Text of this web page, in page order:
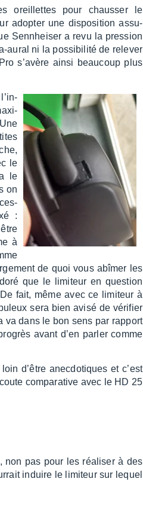
oreillettes pour chaus­ser le
adop­ter une dispo­si­tion assu­
Senn­hei­ser a revu la pres­sion
aural ni la possi­bi­lité de rele­ver
s’avère ainsi beau­coup plus
l’in­
le
le
on
:
à
de quoi vous abîmer les
que le limi­teur en ques­tion
fait, même avec ce limi­teur à
sera bien avisé de véri­fier
va dans le bon sens par rapport
avant d’en parler comme
d’être anec­do­tiques et c’est
compa­ra­tive avec le HD 25
non pas pour les réali­ser à des
induire le limi­teur sur lequel